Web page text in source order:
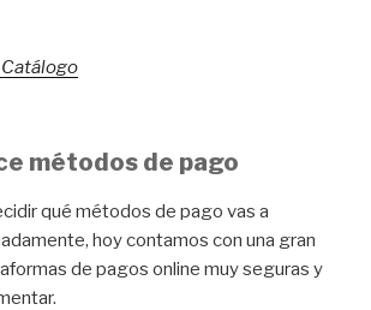
métodos de pago
qué métodos de pago vas a
hoy contamos con una gran
de pagos online muy seguras y